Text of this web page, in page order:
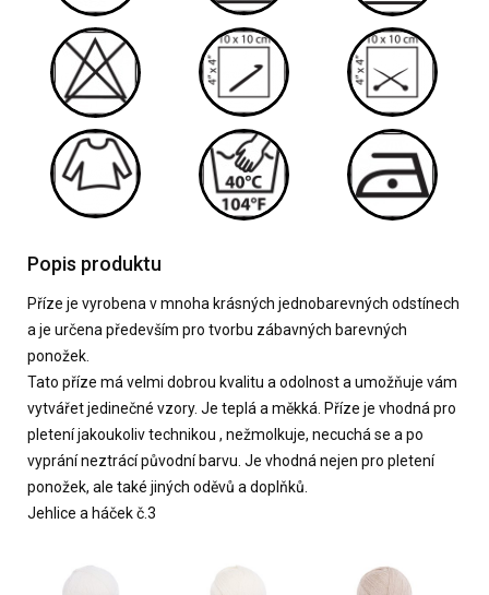
Popis produktu
Příze je vyrobena v mnoha krásných jednobarevných odstínech
a je určena především pro tvorbu zábavných barevných
ponožek.
Tato příze má velmi dobrou kvalitu a odolnost a umožňuje vám
vytvářet jedinečné vzory. Je teplá a měkká. Příze je vhodná pro
pletení jakoukoliv technikou , nežmolkuje, necuchá se a po
vyprání neztrácí původní barvu. Je vhodná nejen pro pletení
ponožek, ale také jiných oděvů a doplňků.
Jehlice a háček č.3